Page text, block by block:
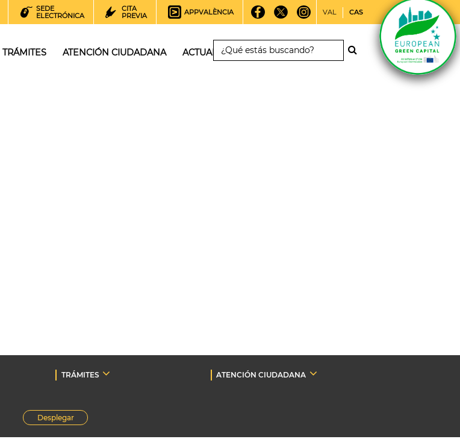
SEDE
ELECTRÓNICA
CITA
PREVIA
APPVALÈNCIA VAL CAS
TRÁMITES ATENCIÓN CIUDADANA ACTUALIDAD
TRÁMITES
ATENCIÓN CIUDADANA
Desplegar